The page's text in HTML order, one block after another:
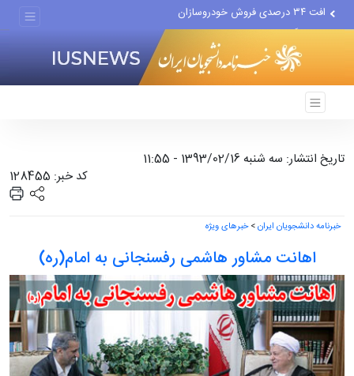
علل مرگ زنان در ایران
اعتراف رسانه‌های خارجی به...
تاریخ انتشار: سه شنبه 1393/02/16 - 11:55
کد خبر: 128455
خبرنامه دانشجویان ایران>خبرهای ویژه
اهانت مشاور هاشمی رفسنجانی به امام(ره)